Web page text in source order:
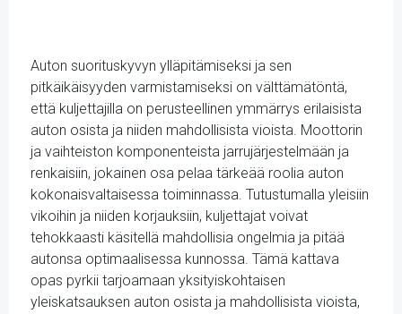
Auton suorituskyvyn ylläpitämiseksi ja sen
pitkäikäisyyden varmistamiseksi on välttämätöntä,
että kuljettajilla on perusteellinen ymmärrys erilaisista
auton osista ja niiden mahdollisista vioista. Moottorin
ja vaihteiston komponenteista jarrujärjestelmään ja
renkaisiin, jokainen osa pelaa tärkeää roolia auton
kokonaisvaltaisessa toiminnassa. Tutustumalla yleisiin
vikoihin ja niiden korjauksiin, kuljettajat voivat
tehokkaasti käsitellä mahdollisia ongelmia ja pitää
autonsa optimaalisessa kunnossa. Tämä kattava
opas pyrkii tarjoamaan yksityiskohtaisen
yleiskatsauksen auton osista ja mahdollisista vioista,